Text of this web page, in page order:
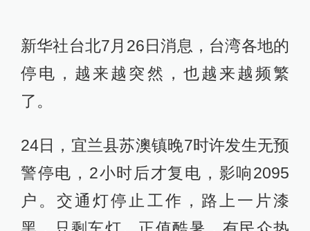
新华社台北7月26日消息，台湾各地的
停电，越来越突然，也越来越频繁
了。
24日，宜兰县苏澳镇晚7时许发生无预
警停电，2小时后才复电，影响2095
户。交通灯停止工作，路上一片漆